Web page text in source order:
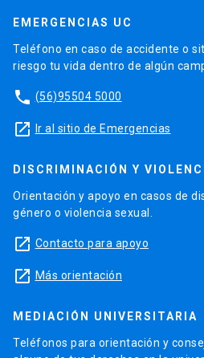
EMERGENCIAS UC
Teléfono en caso de accidente o
riesgo tu vida dentro de algún
phone (56)95504 5000
launch Ir al sitio de Emergencias
DISCRIMINACIÓN Y
Orientación y apoyo en casos de
género o violencia sexual.
launch Contacto para apoyo
launch Más orientación
MEDIACIÓN UNIVERSITARIA
Teléfonos para orientación y